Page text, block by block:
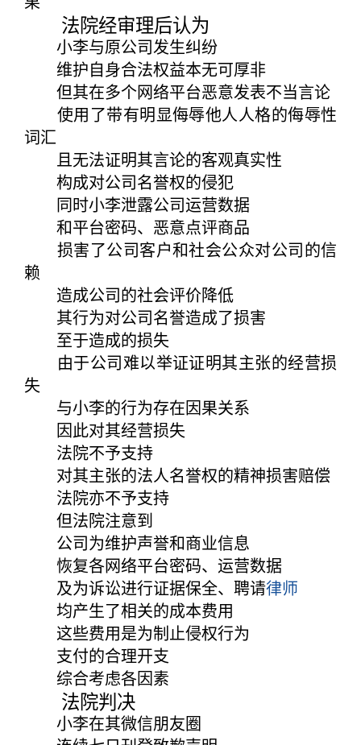
法院经审理后认为
小李与原公司发生纠纷
维护自身合法权益本无可厚非
但其在多个网络平台恶意发表不当言论
使用了带有明显侮辱他人人格的侮辱性
词汇
且无法证明其言论的客观真实性
构成对公司名誉权的侵犯
同时小李泄露公司运营数据
和平台密码、恶意点评商品
损害了公司客户和社会公众对公司的信
赖
造成公司的社会评价降低
其行为对公司名誉造成了损害
至于造成的损失
由于公司难以举证证明其主张的经营损
失
与小李的行为存在因果关系
因此对其经营损失
法院不予支持
对其主张的法人名誉权的精神损害赔偿
法院亦不予支持
但法院注意到
公司为维护声誉和商业信息
恢复各网络平台密码、运营数据
及为诉讼进行证据保全、聘请律师
均产生了相关的成本费用
这些费用是为制止侵权行为
支付的合理开支
综合考虑各因素
法院判决
小李在其微信朋友圈